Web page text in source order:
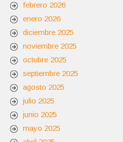
febrero 2026
enero 2026
diciembre 2025
noviembre 2025
octubre 2025
septiembre 2025
agosto 2025
julio 2025
junio 2025
mayo 2025